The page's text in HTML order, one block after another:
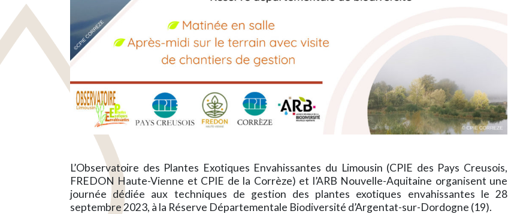
L’Observatoire des Plantes Exotiques Envahissantes du Limousin (CPIE des Pays Creusois,
FREDON Haute-Vienne et CPIE de la Corrèze) et l’ARB Nouvelle-Aquitaine organisent une
journée dédiée aux techniques de gestion des plantes exotiques envahissantes le 28
septembre 2023, à la Réserve Départementale Biodiversité d’Argentat-sur-Dordogne (19).